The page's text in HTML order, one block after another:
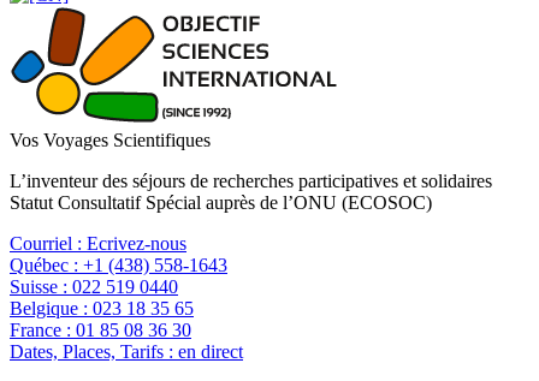
Vos Voyages Scientifiques
L’inventeur des séjours de recherches participatives et solidaires
Statut Consultatif Spécial auprès de l’ONU (ECOSOC)
Courriel : Ecrivez-nous
Québec : +1 (438) 558-1643
Suisse : 022 519 0440
Belgique : 023 18 35 65
France : 01 85 08 36 30
Dates, Places, Tarifs : en direct